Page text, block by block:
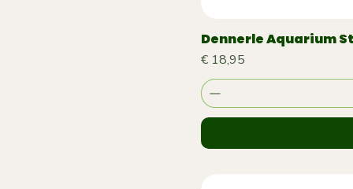
Dennerle Aquarium
Prijs
€ 18,95